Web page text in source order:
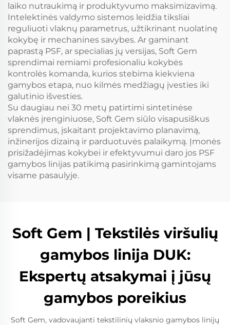
laiko nutraukimą ir produktyvumo maksimizavimą.
Intelektinės valdymo sistemos leidžia tiksliai
reguliuoti vlaknų parametrus, užtikrinant nuolatinę
kokybę ir mechanines savybes. Ar gaminant
paprastą PSF, ar specialias jų versijas, Soft Gem
sprendimai remiami profesionaliu kokybės
kontrolės komanda, kurios stebima kiekviena
gamybos etapa, nuo kilmės medžiagų įvesties iki
galutinio išvesties.
Su daugiau nei 30 metų patirtimi sintetinėse
vlaknės įrenginiuose, Soft Gem siūlo visapusiškus
sprendimus, įskaitant projektavimo planavimą,
inžinerijos dizainą ir parduotuvės palaikymą. Įmonės
prisižadėjimas kokybei ir efektyvumui daro jos PSF
gamybos linijas patikimą pasirinkimą gamintojams
visame pasaulyje.
Soft Gem | Tekstilės viršulių
gamybos linija DUK:
Ekspertų atsakymai į jūsų
gamybos poreikius
Soft Gem, vadovaujanti tekstilinių vlaksnio gamybos linijų